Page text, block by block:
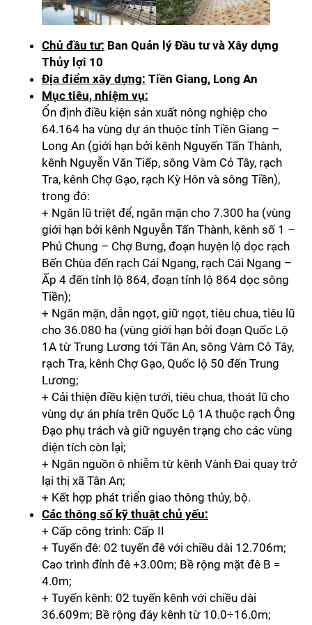
Chủ đầu tư: Ban Quản lý Đầu tư và Xây dựng
Thủy lợi 10
Địa điểm xây dựng: Tiền Giang, Long An
Mục tiêu, nhiệm vụ:
Ổn định điều kiện sản xuất nông nghiệp cho
64.164 ha vùng dự án thuộc tỉnh Tiền Giang –
Long An (giới hạn bởi kênh Nguyến Tấn Thành,
kênh Nguyễn Văn Tiếp, sông Vàm Cỏ Tây, rạch
Tra, kênh Chợ Gạo, rạch Kỳ Hôn và sông Tiền),
trong đó:
+ Ngăn lũ triệt để, ngăn mặn cho 7.300 ha (vùng
giới hạn bởi kênh Nguyễn Tấn Thành, kênh số 1 –
Phủ Chung – Chợ Bưng, đoạn huyện lộ dọc rạch
Bến Chùa đến rạch Cái Ngang, rạch Cái Ngang –
Ấp 4 đến tỉnh lộ 864, đoạn tỉnh lộ 864 dọc sông
Tiền);
+ Ngăn mặn, dẫn ngọt, giữ ngọt, tiêu chua, tiêu lũ
cho 36.080 ha (vùng giới hạn bởi đoạn Quốc Lộ
1A từ Trung Lương tới Tân An, sông Vàm Cỏ Tây,
rạch Tra, kênh Chợ Gạo, Quốc lộ 50 đến Trung
Lương;
+ Cải thiện điều kiện tưới, tiêu chua, thoát lũ cho
vùng dự án phía trên Quốc Lộ 1A thuộc rạch Ông
Đạo phụ trách và giữ nguyên trạng cho các vùng
diện tích còn lại;
+ Ngăn nguồn ô nhiễm từ kênh Vành Đai quay trở
lại thị xã Tân An;
+ Kết hợp phát triển giao thông thủy, bộ.
Các thông số kỹ thuật chủ yếu:
+ Cấp công trình: Cấp II
+ Tuyến đê: 02 tuyến đê với chiều dài 12.706m;
Cao trình đỉnh đê +3.00m; Bề rộng mặt đê B =
4.0m;
+ Tuyến kênh: 02 tuyến kênh với chiều dài
36.609m; Bề rộng đáy kênh từ 10.0÷16.0m;